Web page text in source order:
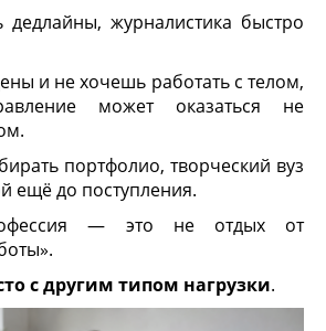
журналистика быстро
и не хочешь работать с телом,
может оказаться не
портфолио, творческий вуз
ещё до поступления.
— это не отдых от
с другим типом нагрузки.